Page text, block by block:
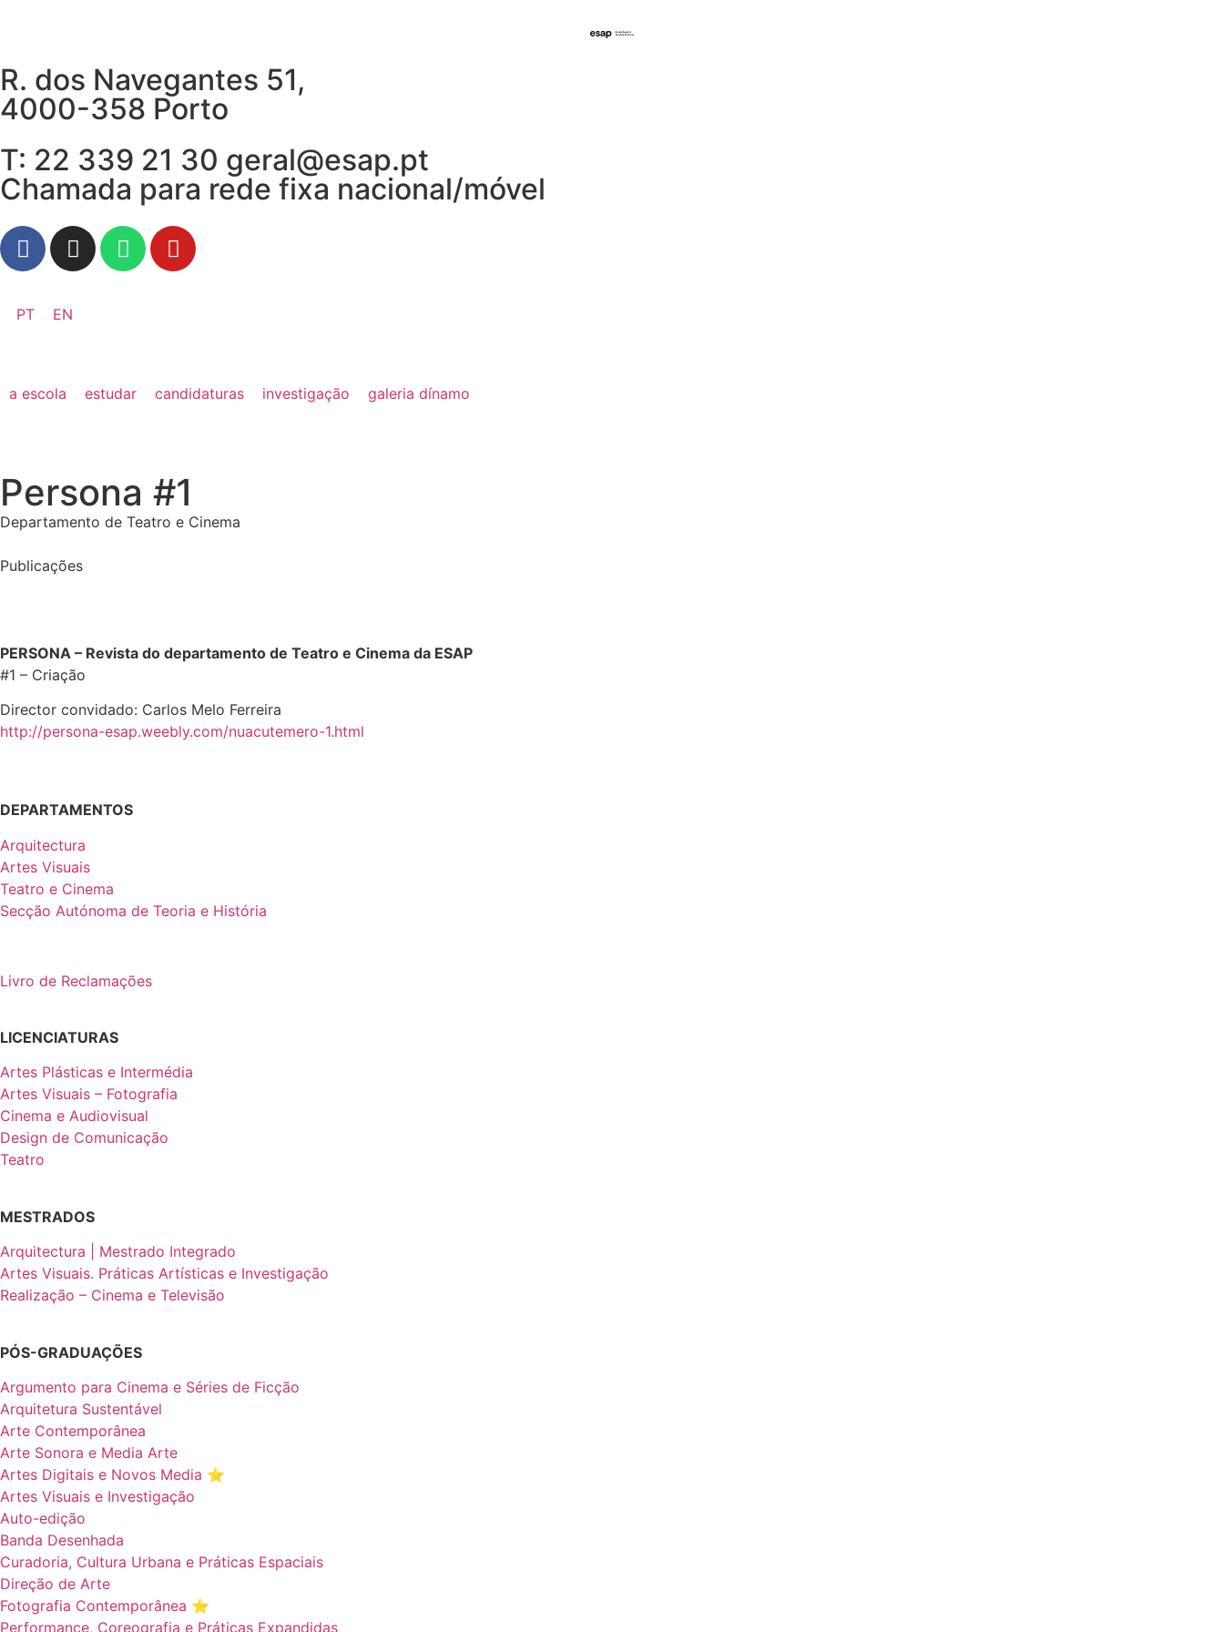
R. dos Navegantes 51,
4000-358 Porto
T: 22 339 21 30 geral@esap.pt
Chamada para rede fixa nacional/móvel
PT EN
a escola estudar candidaturas investigação galeria dínamo
Persona #1
Departamento de Teatro e Cinema
Publicações
PERSONA – Revista do departamento de Teatro e Cinema da ESAP
#1 – Criação
Director convidado: Carlos Melo Ferreira
http://persona-esap.weebly.com/nuacutemero-1.html
DEPARTAMENTOS
Arquitectura
Artes Visuais
Teatro e Cinema
Secção Autónoma de Teoria e História
Livro de Reclamações
LICENCIATURAS
Artes Plásticas e Intermédia
Artes Visuais – Fotografia
Cinema e Audiovisual
Design de Comunicação
Teatro
MESTRADOS
Arquitectura | Mestrado Integrado
Artes Visuais. Práticas Artísticas e Investigação
Realização – Cinema e Televisão
PÓS-GRADUAÇÕES
Argumento para Cinema e Séries de Ficção
Arquitetura Sustentável
Arte Contemporânea
Arte Sonora e Media Arte
Artes Digitais e Novos Media ⭐️
Artes Visuais e Investigação
Auto-edição
Banda Desenhada
Curadoria, Cultura Urbana e Práticas Espaciais
Direção de Arte
Fotografia Contemporânea ⭐️
Performance, Coreografia e Práticas Expandidas